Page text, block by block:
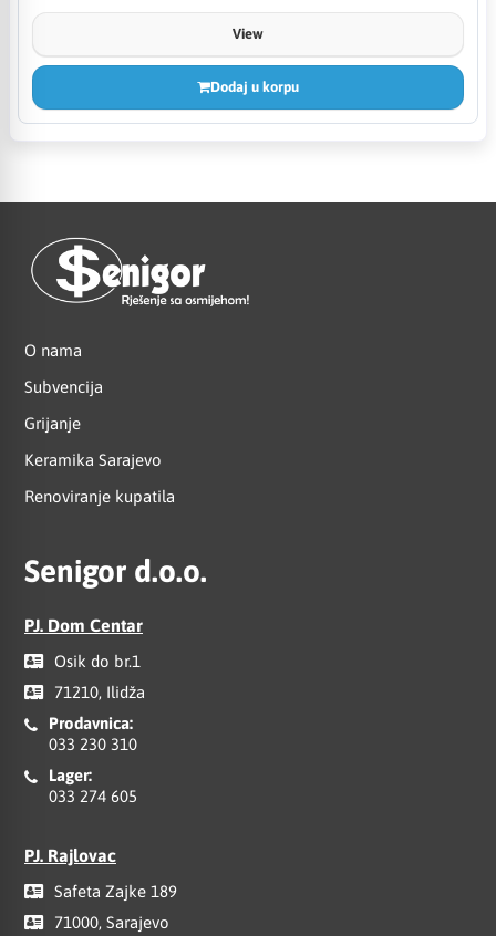
View
Dodaj u korpu
O nama
Subvencija
Grijanje
Keramika Sarajevo
Renoviranje kupatila
Senigor d.o.o.
PJ. Dom Centar
Osik do br.1
71210, Ilidža
Prodavnica:
033 230 310
Lager:
033 274 605
PJ. Rajlovac
Safeta Zajke 189
71000, Sarajevo